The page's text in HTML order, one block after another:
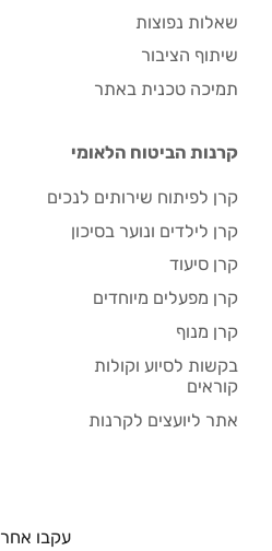
שאלות נפוצות
שיתוף הציבור
תמיכה טכנית באתר
קרנות הביטוח הלאומי
קרן לפיתוח שירותים לנכים
קרן לילדים ונוער בסיכון
קרן סיעוד
קרן מפעלים מיוחדים
קרן מנוף
בקשות לסיוע וקולות
קוראים
אתר ליועצים לקרנות
עקבו אחרינו